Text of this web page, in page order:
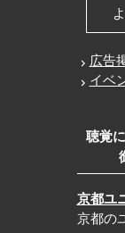
広告
イベ
聴覚
京都ユ
京都の